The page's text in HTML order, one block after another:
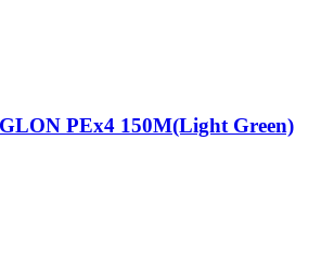
PEx4 150M(Light Green)